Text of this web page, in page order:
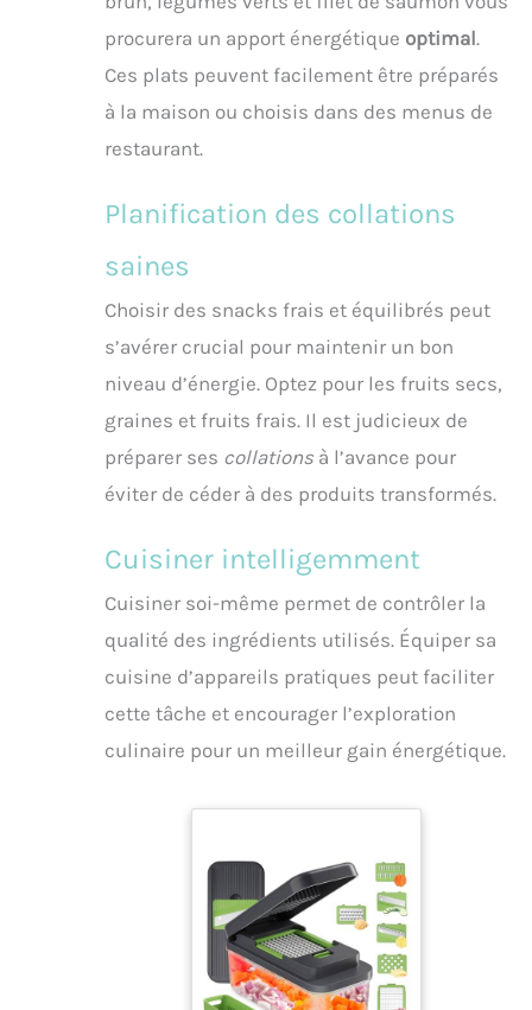
procurera un apport énergétique optimal.
Ces plats peuvent facilement être préparés
à la maison ou choisis dans des menus de
restaurant.
Planification des collations
saines
Choisir des snacks frais et équilibrés peut
s’avérer crucial pour maintenir un bon
niveau d’énergie. Optez pour les fruits secs,
graines et fruits frais. Il est judicieux de
préparer ses collations à l’avance pour
éviter de céder à des produits transformés.
Cuisiner intelligemment
Cuisiner soi-même permet de contrôler la
qualité des ingrédients utilisés. Équiper sa
cuisine d’appareils pratiques peut faciliter
cette tâche et encourager l’exploration
culinaire pour un meilleur gain énergétique.